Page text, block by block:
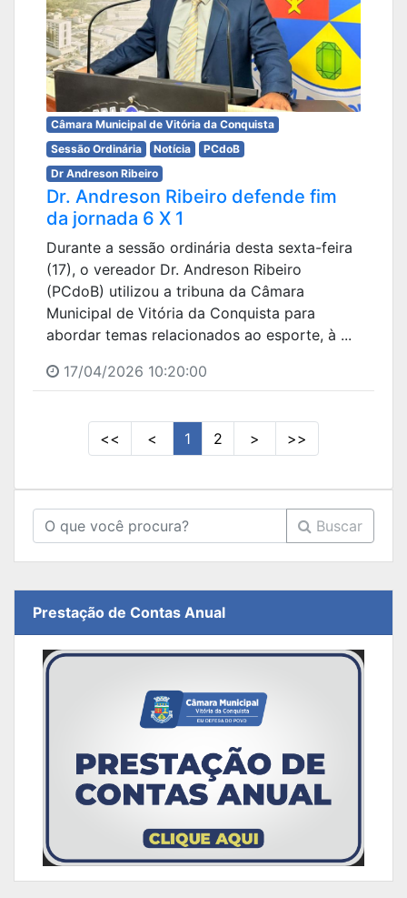
Câmara Municipal de Vitória da Conquista
Sessão Ordinária
Notícia
PCdoB
Dr Andreson Ribeiro
Dr. Andreson Ribeiro defende fim
da jornada 6 X 1
Durante a sessão ordinária desta sexta-feira
(17), o vereador Dr. Andreson Ribeiro
(PCdoB) utilizou a tribuna da Câmara
Municipal de Vitória da Conquista para
abordar temas relacionados ao esporte, à ...
17/04/2026 10:20:00
<< < 1 2 > >>
Buscar
Prestação de Contas Anual